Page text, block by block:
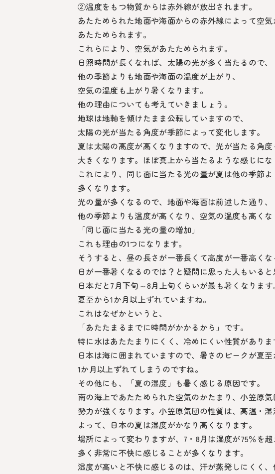
②温度をもつ物質からは赤外線が放出されます。
あたためられた地面や海面からの赤外線によって空気
あたためられます。
これらにより、空気があたためられます。
日照時間が長くなれば、太陽の光が多く当たるので、
他の季節よりも地面や海面の温度が上がり、
空気の温度も上がり暑くなります。
他の理由についても考えていきましょう。
地球は地軸を傾けたまま公転していますので、
太陽の光が当たる角度が季節によって変化します。
夏は太陽の高度が高くなりますので、光が当たる角度
大きくなります。ほぼ真上から当たるような感じに
これにより、同じ面に当たる光の量が夏は他の季節
多くなります。
光の量が多くなるので、地面や海面は前述した通り、
他の季節よりも温度が高くなり、空気の温度も高く
「同じ面に当たる光の量の増加」
これも理由の1つになります。
そうすると、昼の長さが一番長くて高度が一番高く
日が一番暑くなるのでは？と疑問に思った人もいる
日本だと7月下旬～8月上旬くらいが最も暑くなりま
夏至から1か月以上ずれていますね。
これはなぜかというと、
「あたたまるまでに時間がかかるから」です。
特に水はあたたまりにくく、冷めにくい性質があり
日本は海に囲まれていますので、暑さのピークが夏
1か月以上ずれてしまうのですね。
その他にも、「夏の湿度」も暑く感じる原因です。
南の海上であたためられた空気のかたまり、小笠原
勢力が強くなります。小笠原気団の性質は、高温・
よって、日本の夏は湿度がかなり高くなります。
場所によって変わりますが、7・8月は湿度が75％を
多く非常に不快に感じることが多くなります。
湿度が高いと不快に感じるのは、汗が蒸発しにくく